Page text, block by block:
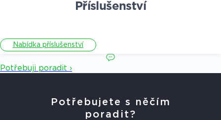
Příslušenství
Nabídka příslušenství
Potřebuji poradit ›
Potřebujete s něčím
poradit?